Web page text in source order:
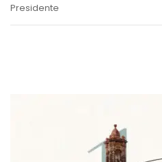
Presidente